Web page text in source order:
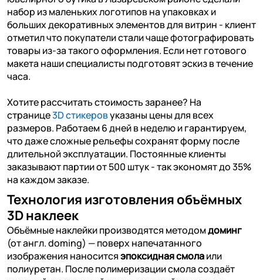
набор из маленьких логотипов на упаковках и
больших декоративных элементов для витрин - клиент
отметил что покупатели стали чаще фотографировать
товары из-за такого оформления. Если нет готового
макета наши специалисты подготовят эскиз в течение
часа.
Хотите рассчитать стоимость заранее? На
странице3D стикеровуказаны цены для всех
размеров. Работаем 6 дней в неделю и гарантируем,
что даже сложные рельефы сохранят форму после
длительной эксплуатации. Постоянные клиенты
заказывают партии от 500 штук - так экономят до 35%
на каждом заказе.
Технология изготовления объёмных
3D наклеек
Объёмные наклейки производятся методомдоминг
(от англ. doming) — поверх напечатанного
изображения наноситсяэпоксидная смолаили
полиуретан. После полимеризации смола создаёт